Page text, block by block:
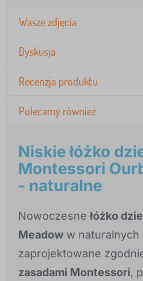
Wasze zdjęcia
Dyskusja
Recenzja produktu
Polecamy również
Niskie łóżko
Montessori
- naturalne
Nowoczesne łóżko
Meadow w naturalnych
zaprojektowane
zasadami Montessori,